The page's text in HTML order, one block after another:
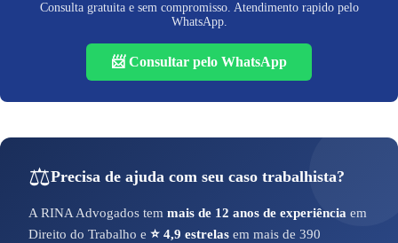
Consulta gratuita e sem compromisso. Atendimento rapido pelo
WhatsApp.
📨 Consultar pelo WhatsApp
⚖️Precisa de ajuda com seu caso trabalhista?
A RINA Advogados tem mais de 12 anos de experiência em
Direito do Trabalho e ⭐ 4,9 estrelas em mais de 390